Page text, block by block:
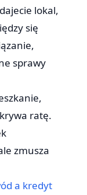
lokal,
się
sprawy
ratę.
zmusza
a kredyt